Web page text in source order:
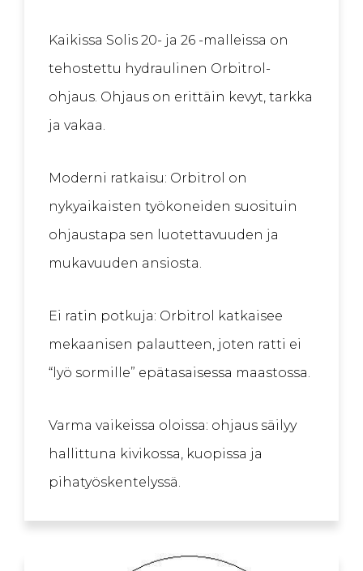
Kaikissa Solis 20- ja 26 -malleissa on
tehostettu hydraulinen Orbitrol-
ohjaus. Ohjaus on erittäin kevyt, tarkka
ja vakaa.
Moderni ratkaisu: Orbitrol on
nykyaikaisten työkoneiden suosituin
ohjaustapa sen luotettavuuden ja
mukavuuden ansiosta.
Ei ratin potkuja: Orbitrol katkaisee
mekaanisen palautteen, joten ratti ei
“lyö sormille” epätasaisessa maastossa.
Varma vaikeissa oloissa: ohjaus säilyy
hallittuna kivikossa, kuopissa ja
pihatyöskentelyssä.